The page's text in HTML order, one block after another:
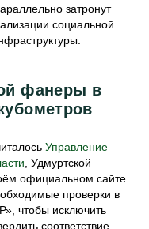
затронут
социальной
фанеры в
Управление
, Удмуртской
официальном сайте.
проверки в
чтобы исключить
соответствие